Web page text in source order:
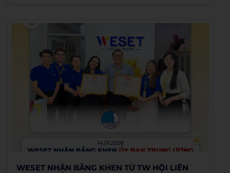
WESET NHẬN BẰNG KHEN TỪ TW HỘI LIÊN